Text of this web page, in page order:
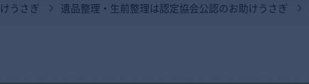
うさぎ 遺品整理・生前整理は認定協会公認のお助けうさぎ